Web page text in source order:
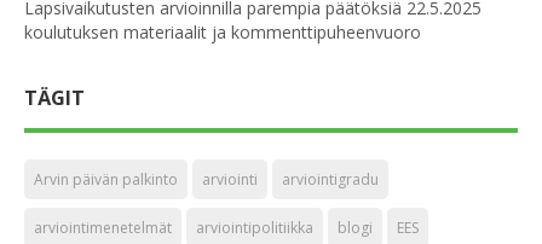
Lapsivaikutusten arvioinnilla parempia päätöksiä 22.5.2025
koulutuksen materiaalit ja kommenttipuheenvuoro
TÄGIT
Arvin päivän palkinto arviointi arviointigradu
arviointimenetelmät arviointipolitiikka blogi EES